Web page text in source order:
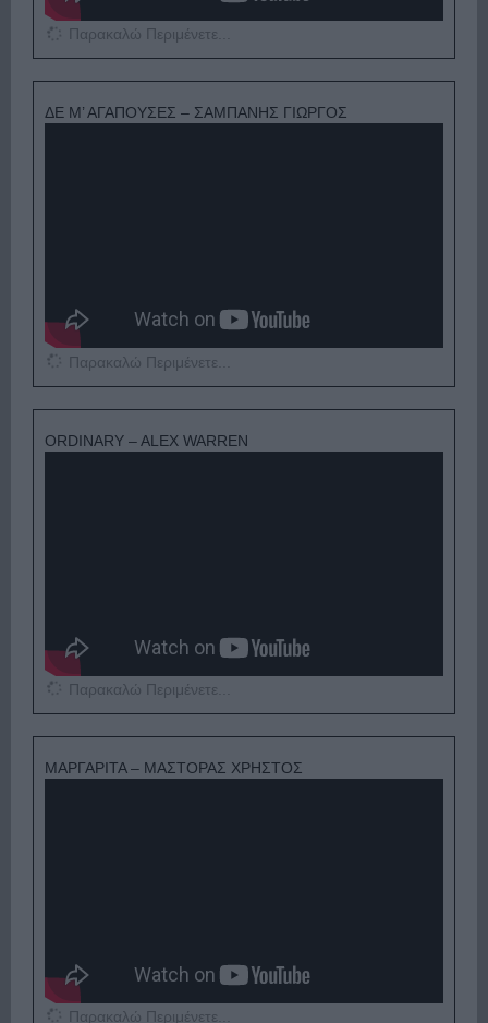
Παρακαλώ Περιμένετε...
ΔΕ Μ’ ΑΓΑΠΟΥΣΕΣ – ΣΑΜΠΑΝΗΣ ΓΙΩΡΓΟΣ
Παρακαλώ Περιμένετε...
ORDINARY – ALEX WARREN
Παρακαλώ Περιμένετε...
ΜΑΡΓΑΡΙΤΑ – ΜΑΣΤΟΡΑΣ ΧΡΗΣΤΟΣ
Παρακαλώ Περιμένετε...